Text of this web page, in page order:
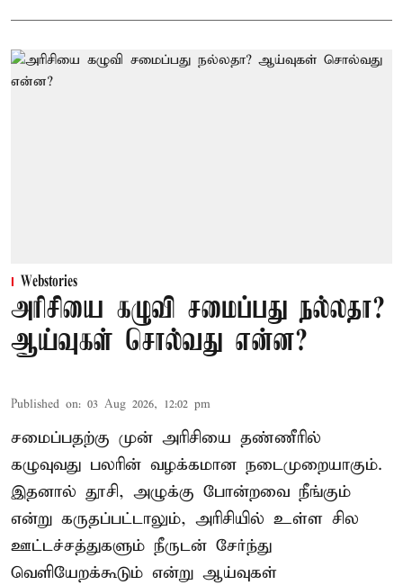
Webstories
அரிசியை கழுவி சமைப்பது நல்லதா?
ஆய்வுகள் சொல்வது என்ன?
Published on: 03 Aug 2026, 12:02 pm
சமைப்பதற்கு முன் அரிசியை தண்ணீரில்
கழுவுவது பலரின் வழக்கமான நடைமுறையாகும்.
இதனால் தூசி, அழுக்கு போன்றவை நீங்கும்
என்று கருதப்பட்டாலும், அரிசியில் உள்ள சில
ஊட்டச்சத்துகளும் நீருடன் சேர்ந்து
வெளியேறக்கூடும் என்று ஆய்வுகள்